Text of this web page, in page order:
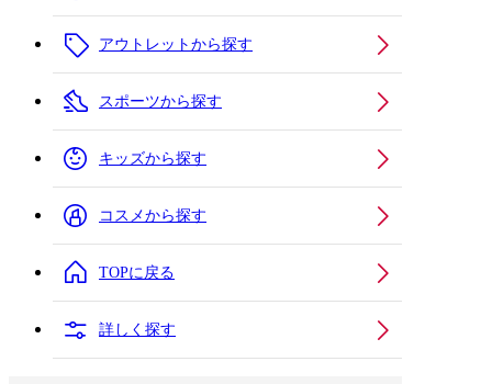
アウトレットから探す
スポーツから探す
キッズから探す
コスメから探す
TOPに戻る
詳しく探す